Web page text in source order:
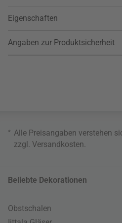
Eigenschaften
Angaben zur Produktsicherheit
* Alle Preisangaben verstehen
zzgl. Versandkosten
Beliebte Dekorationen
Obstschalen